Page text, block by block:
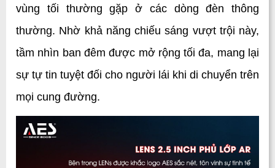
vùng tối thường gặp ở các dòng đèn thông
thường. Nhờ khả năng chiếu sáng vượt trội này,
tầm nhìn ban đêm được mở rộng tối đa, mang lại
sự tự tin tuyệt đối cho người lái khi di chuyển trên
mọi cung đường.